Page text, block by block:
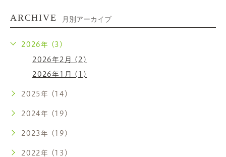
ARCHIVE 月別アーカイブ
2026年 (3)
2026年2月 (2)
2026年1月 (1)
2025年 (14)
2024年 (19)
2023年 (19)
2022年 (13)